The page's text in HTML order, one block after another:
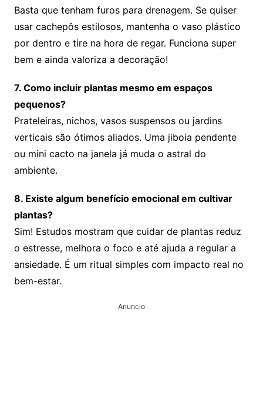
Basta que tenham furos para drenagem. Se quiser
usar cachepôs estilosos, mantenha o vaso plástico
por dentro e tire na hora de regar. Funciona super
bem e ainda valoriza a decoração!
7. Como incluir plantas mesmo em espaços
pequenos?
Prateleiras, nichos, vasos suspensos ou jardins
verticais são ótimos aliados. Uma jiboia pendente
ou mini cacto na janela já muda o astral do
ambiente.
8. Existe algum benefício emocional em cultivar
plantas?
Sim! Estudos mostram que cuidar de plantas reduz
o estresse, melhora o foco e até ajuda a regular a
ansiedade. É um ritual simples com impacto real no
bem-estar.
Anuncio